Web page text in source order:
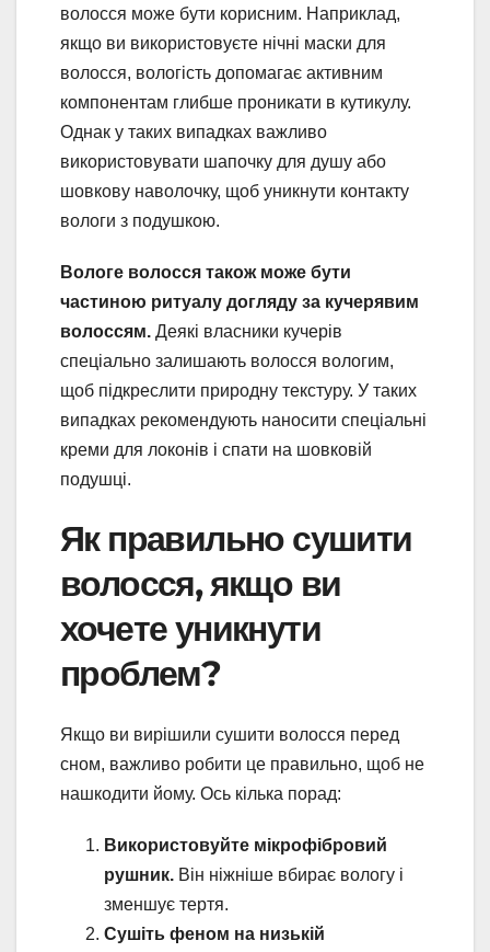
волосся може бути корисним. Наприклад,
якщо ви використовуєте нічні маски для
волосся, вологість допомагає активним
компонентам глибше проникати в кутикулу.
Однак у таких випадках важливо
використовувати шапочку для душу або
шовкову наволочку, щоб уникнути контакту
вологи з подушкою.
Вологе волосся також може бути
частиною ритуалу догляду за кучерявим
волоссям. Деякі власники кучерів
спеціально залишають волосся вологим,
щоб підкреслити природну текстуру. У таких
випадках рекомендують наносити спеціальні
креми для локонів і спати на шовковій
подушці.
Як правильно сушити
волосся, якщо ви
хочете уникнути
проблем?
Якщо ви вирішили сушити волосся перед
сном, важливо робити це правильно, щоб не
нашкодити йому. Ось кілька порад:
Використовуйте мікрофібровий
рушник. Він ніжніше вбирає вологу і
зменшує тертя.
Сушіть феном на низькій